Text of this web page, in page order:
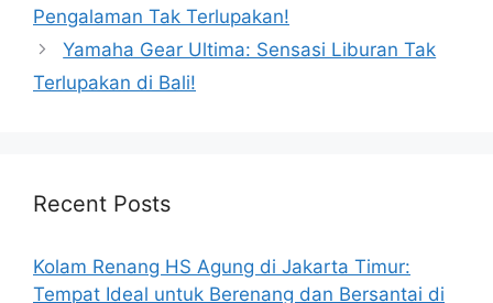
Pengalaman Tak Terlupakan!
Yamaha Gear Ultima: Sensasi Liburan Tak
Terlupakan di Bali!
Recent Posts
Kolam Renang HS Agung di Jakarta Timur:
Tempat Ideal untuk Berenang dan Bersantai di